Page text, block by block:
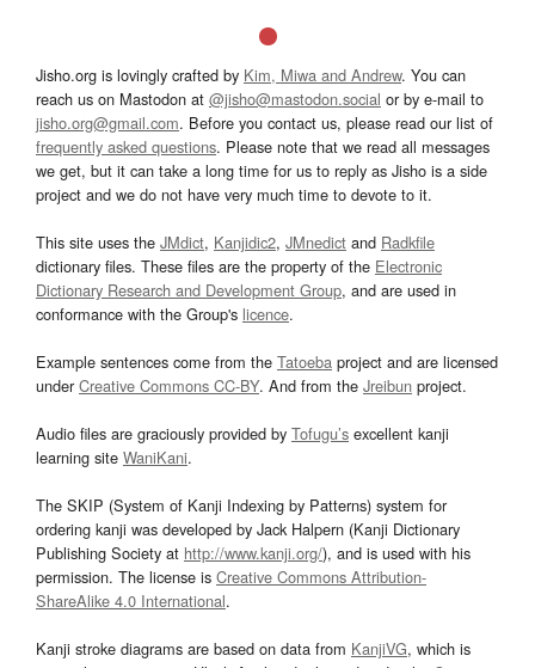
Jisho.org is lovingly crafted by Kim, Miwa and Andrew. You can
reach us on Mastodon at @jisho@mastodon.social or by e-mail to
jisho.org@gmail.com. Before you contact us, please read our list of
frequently asked questions. Please note that we read all messages
we get, but it can take a long time for us to reply as Jisho is a side
project and we do not have very much time to devote to it.
This site uses the JMdict, Kanjidic2, JMnedict and Radkfile
dictionary files. These files are the property of the Electronic
Dictionary Research and Development Group, and are used in
conformance with the Group's licence.
Example sentences come from the Tatoeba project and are licensed
underCreative Commons CC-BY. And from the Jreibun project.
Audio files are graciously provided by Tofugu’s excellent kanji
learning site WaniKani.
The SKIP (System of Kanji Indexing by Patterns) system for
ordering kanji was developed by Jack Halpern (Kanji Dictionary
Publishing Society at http://www.kanji.org/), and is used with his
permission. The license is Creative Commons Attribution-
ShareAlike 4.0 International.
Kanji stroke diagrams are based on data from KanjiVG, which is